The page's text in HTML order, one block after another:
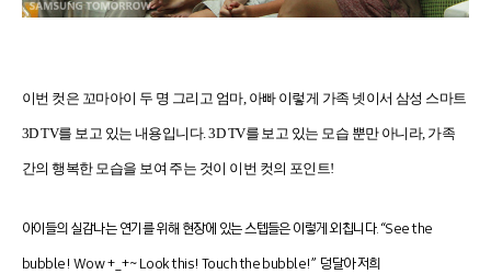
이번 컷은 꼬마아이 두 명 그리고 엄마, 아빠 이렇게 가족 넷이서 삼성 스마트
3D TV를 보고 있는 내용입니다. 3D TV를 보고 있는 모습 뿐만 아니라, 가족
간의 행복한 모습을 보여 주는 것이 이번 컷의 포인트!
아이들의 실감나는 연기를 위해 현장에 있는 스텝들은 이렇게 외칩니다. “See the
bubble! Wow +_+~ Look this! Touch the bubble!” 덩달아 저희